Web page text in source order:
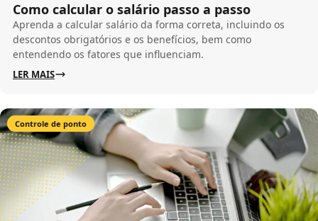
Como calcular o salário passo a passo
Aprenda a calcular salário da forma correta, incluindo os
descontos obrigatórios e os benefícios, bem como
entendendo os fatores que influenciam.
LER MAIS
Controle de ponto